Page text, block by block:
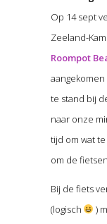
Op 14 sept
Zeeland-
Roompot
te stand bij
naar onze
tijd om wat
om de
Bij de fiets
(logisch
)